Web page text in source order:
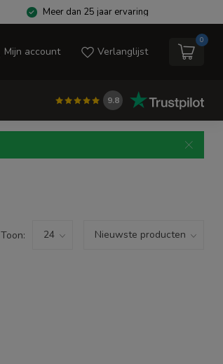
Meer dan 25 jaar ervaring
Mijn account Verlanglijst
0
9.8
Toon: